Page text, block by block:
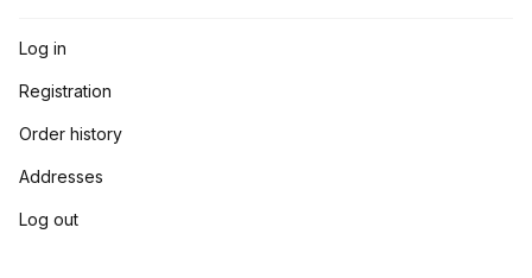
Log in
Registration
Order history
Addresses
Log out